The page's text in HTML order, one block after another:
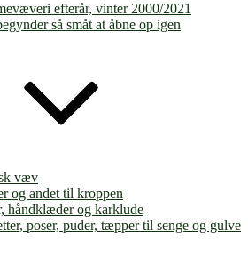
efterår, vinter 2000/2021
så småt at åbne op igen
væv
og andet til kroppen
håndklæder og karklude
poser, puder, tæpper til senge og gulve